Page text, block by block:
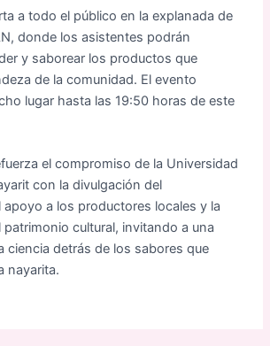
a todo el público en la explanada de
donde los asistentes podrán
y saborear los productos que
de la comunidad. El evento
lugar hasta las 19:50 horas de este
el compromiso de la Universidad
con la divulgación del
a los productores locales y la
patrimonio cultural, invitando a una
ciencia detrás de los sabores que
nayarita.